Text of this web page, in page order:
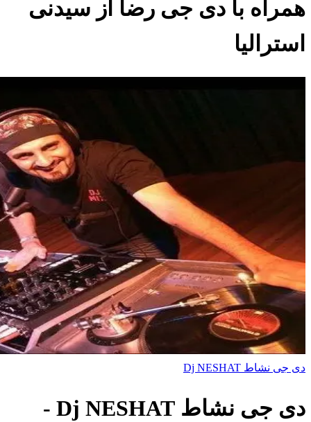
همراه با دی جی رضا از سیدنی
استرالیا
دی جی نشاط Dj NESHAT
دی جی نشاط Dj NESHAT
-